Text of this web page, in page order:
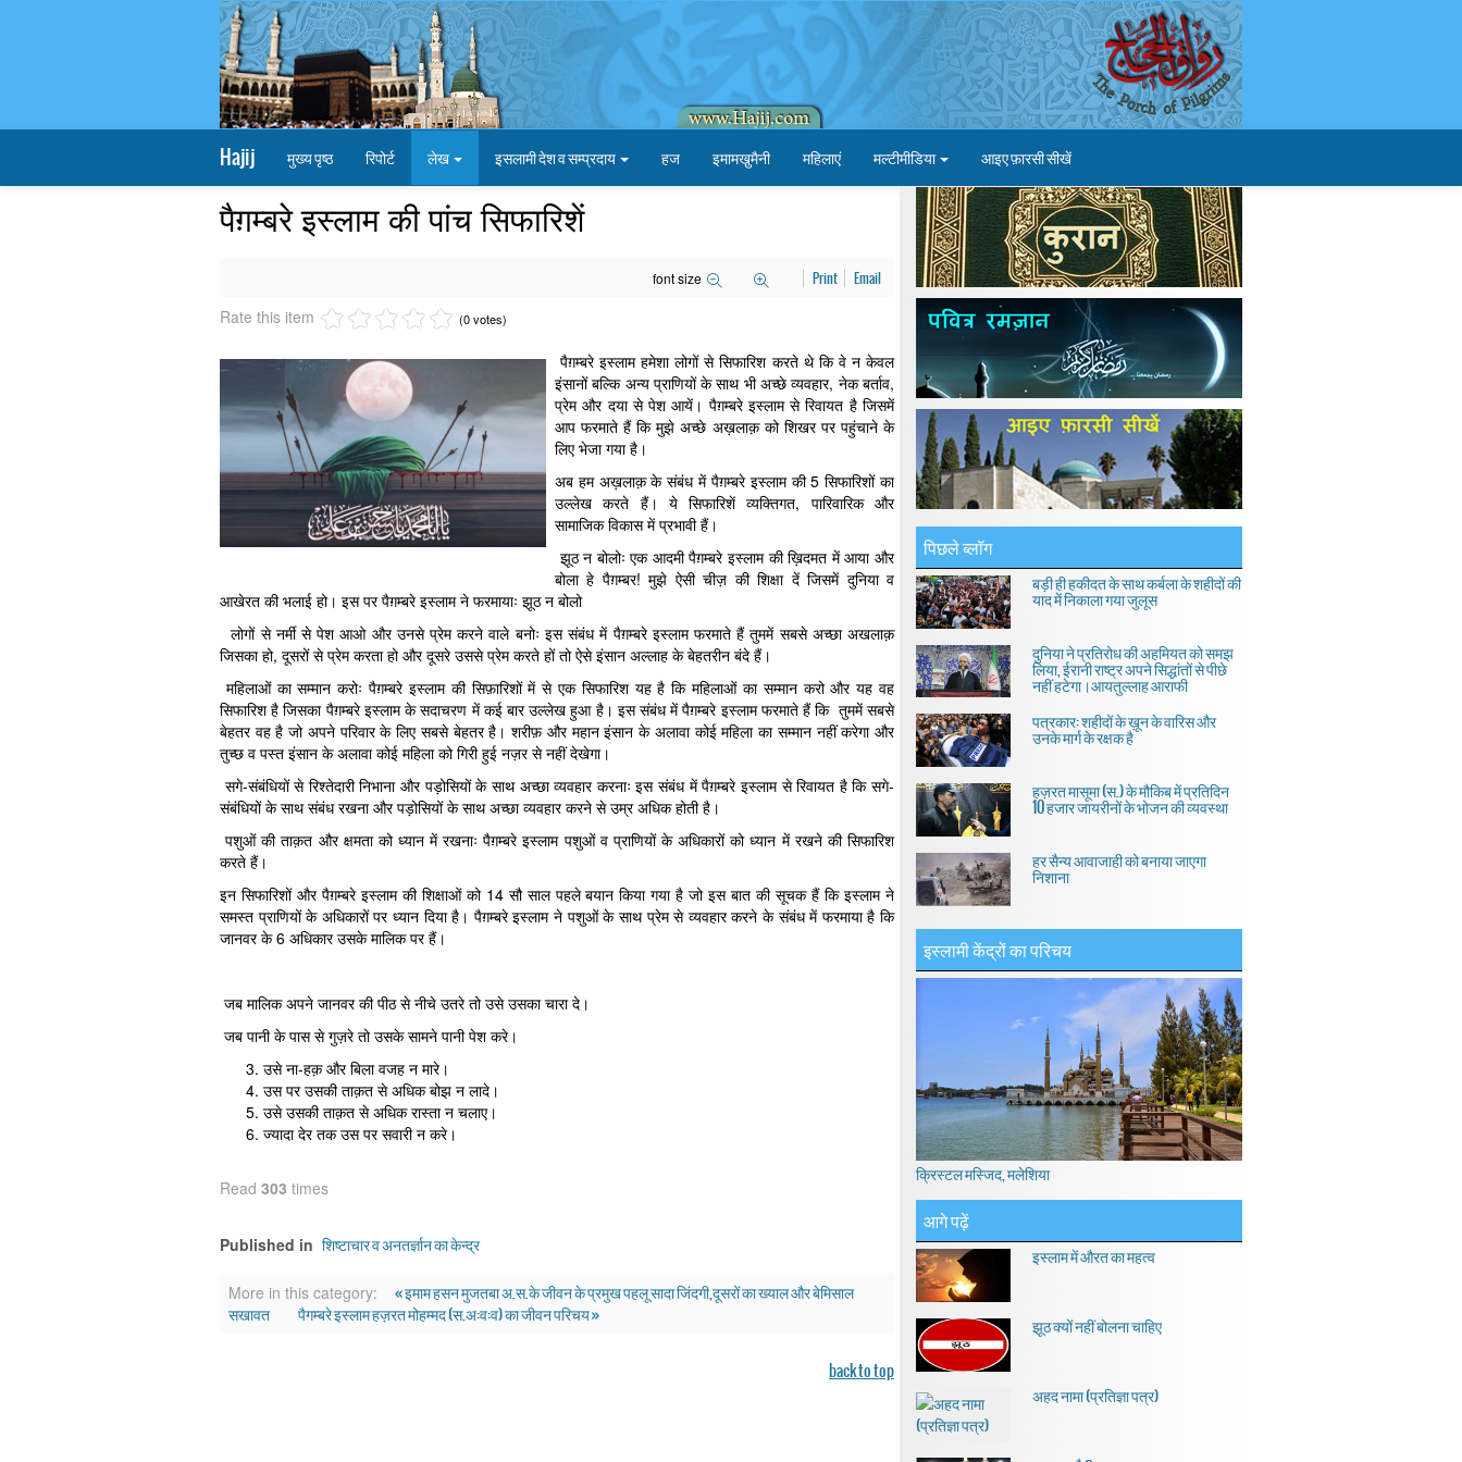
Hajij मुख्य पृष्ठ रिपोर्ट लेख इसलामी देश व सम्प्रदाय हज इमामखु़मैनी महिलाएं मल्टीमीडिया आइए फ़ारसी सीखें
पैग़म्बरे इस्लाम की पांच सिफारिशें
font size Print Email
Rate this item (0 votes)
पैग़म्बरे इस्लाम हमेशा लोगों से सिफारिश करते थे कि वे न केवल
इंसानों बल्कि अन्य प्राणियों के साथ भी अच्छे व्यवहार, नेक बर्ताव,
प्रेम और दया से पेश आयें। पैग़म्बरे इस्लाम से रिवायत है जिसमें
आप फरमाते हैं कि मुझे अच्छे अख़लाक़ को शिखर पर पहुंचाने के
लिए भेजा गया है।
अब हम अख़लाक़ के संबंध में पैग़म्बरे इस्लाम की 5 सिफारिशों का
उल्लेख करते हैं। ये सिफारिशें व्यक्तिगत, पारिवारिक और
सामाजिक विकास में प्रभावी हैं।
झूठ न बोलोः एक आदमी पैग़म्बरे इस्लाम की ख़िदमत में आया और
बोला हे पैग़म्बर! मुझे ऐसी चीज़ की शिक्षा दें जिसमें दुनिया व
आखेरत की भलाई हो। इस पर पैग़म्बरे इस्लाम ने फरमायाः झूठ न बोलो
लोगों से नर्मी से पेश आओ और उनसे प्रेम करने वाले बनोः इस संबंध में पैग़म्बरे इस्लाम फरमाते हैं तुममें सबसे अच्छा अखलाक़
जिसका हो, दूसरों से प्रेम करता हो और दूसरे उससे प्रेम करते हों तो ऐसे इंसान अल्लाह के बेहतरीन बंदे हैं।
महिलाओं का सम्मान करोः पैग़म्बरे इस्लाम की सिफ़ारिशों में से एक सिफारिश यह है कि महिलाओं का सम्मान करो और यह वह
सिफारिश है जिसका पैग़म्बरे इस्लाम के सदाचरण में कई बार उल्लेख हुआ है। इस संबंध में पैग़म्बरे इस्लाम फरमाते हैं कि तुममें सबसे
बेहतर वह है जो अपने परिवार के लिए सबसे बेहतर है। शरीफ़ और महान इंसान के अलावा कोई महिला का सम्मान नहीं करेगा और
तुच्छ व पस्त इंसान के अलावा कोई महिला को गिरी हुई नज़र से नहीं देखेगा।
सगे-संबंधियों से रिश्तेदारी निभाना और पड़ोसियों के साथ अच्छा व्यवहार करनाः इस संबंध में पैग़म्बरे इस्लाम से रिवायत है कि सगे-
संबंधियों के साथ संबंध रखना और पड़ोसियों के साथ अच्छा व्यवहार करने से उम्र अधिक होती है।
पशुओं की ताक़त और क्षमता को ध्यान में रखनाः पैग़म्बरे इस्लाम पशुओं व प्राणियों के अधिकारों को ध्यान में रखने की सिफारिश
करते हैं।
इन सिफारिशों और पैग़म्बरे इस्लाम की शिक्षाओं को 14 सौ साल पहले बयान किया गया है जो इस बात की सूचक हैं कि इस्लाम ने
समस्त प्राणियों के अधिकारों पर ध्यान दिया है। पैग़म्बरे इस्लाम ने पशुओं के साथ प्रेम से व्यवहार करने के संबंध में फरमाया है कि
जानवर के 6 अधिकार उसके मालिक पर हैं।
जब मालिक अपने जानवर की पीठ से नीचे उतरे तो उसे उसका चारा दे।
जब पानी के पास से गुज़रे तो उसके सामने पानी पेश करे।
उसे ना-हक़ और बिला वजह न मारे।
उस पर उसकी ताक़त से अधिक बोझ न लादे।
उसे उसकी ताक़त से अधिक रास्ता न चलाए।
ज्यादा देर तक उस पर सवारी न करे।
Read 303 times
Published in शिष्टाचार व अनतर्ज्ञान का केन्द्र
More in this category:
« इमाम हसन मुजतबा अ.स.के जीवन के प्रमुख पहलू सादा जिंदगी,दूसरों का ख्याल और बेमिसाल
सखावत
पैगम्बरे इस्लाम हज़रत मोहम्मद (स.अ:व:व) का जीवन परिचय »
back to top
पिछले ब्लॉग
बड़ी ही हकीदत के साथ कर्बला के शहीदों की
याद में निकाला गया जुलूस
दुनिया ने प्रतिरोध की अहमियत को समझ
लिया, ईरानी राष्ट्र अपने सिद्धांतों से पीछे
नहीं हटेगा।आयतुल्लाह आराफी
पत्रकार: शहीदों के ख़ून के वारिस और
उनके मार्ग के रक्षक है
हज़रत मासूमा (स.) के मौकिब में प्रतिदिन
10 हजार जायरीनों के भोजन की व्यवस्था
हर सैन्य आवाजाही को बनाया जाएगा
निशाना
इस्लामी केंद्रों का परिचय
क्रिस्टल मस्जिद, मलेशिया
आगे पढ़ें
इस्लाम में औरत का महत्व
झूठ क्यों नहीं बोलना चाहिए
अहद नामा (प्रतिज्ञा पत्र)